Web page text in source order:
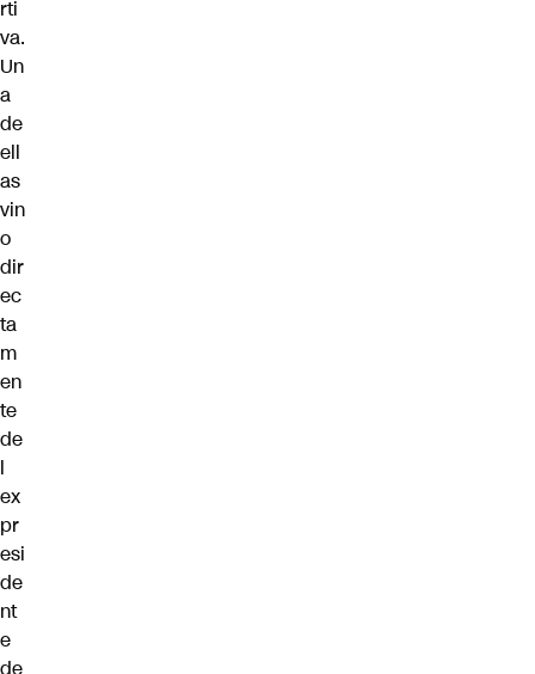
rti
va.
Un
a
de
ell
as
vin
o
dir
ec
ta
m
en
te
de
l
ex
pr
esi
de
nt
e
de